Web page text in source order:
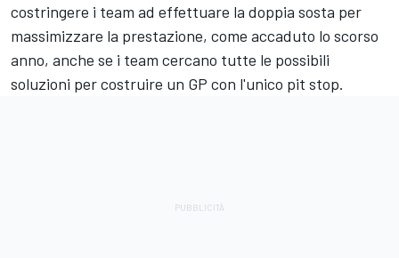
costringere i team ad effettuare la doppia sosta per
massimizzare la prestazione, come accaduto lo scorso
anno, anche se i team cercano tutte le possibili
soluzioni per costruire un GP con l'unico pit stop.